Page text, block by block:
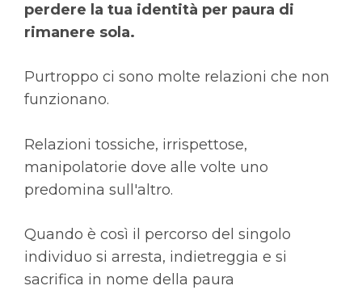
perdere la tua identità per paura di
rimanere sola.
Purtroppo ci sono molte relazioni che non
funzionano.
Relazioni tossiche, irrispettose,
manipolatorie dove alle volte uno
predomina sull'altro.
Quando è così il percorso del singolo
individuo si arresta, indietreggia e si
sacrifica in nome della paura